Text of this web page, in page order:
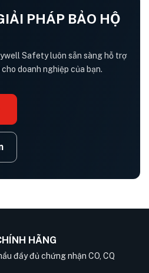
PHÁP BẢO HỘ
Safety luôn sẵn sàng hỗ trợ
doanh nghiệp của bạn.
HÃNG
đầy đủ chứng nhận CO, CQ